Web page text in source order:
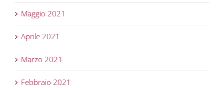
Maggio 2021
Aprile 2021
Marzo 2021
Febbraio 2021